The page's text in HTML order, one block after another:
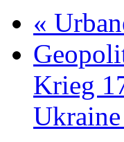
«
Krieg
Ukraine